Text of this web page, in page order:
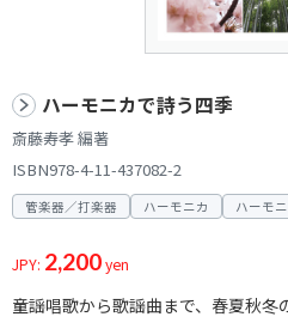
ハーモニカで詩う四季
斎藤寿孝 編著
ISBN978-4-11-437082-2
管楽器／打楽器 ハーモニカ ハーモ
JPY: 2,200yen
童謡唱歌から歌謡曲まで、春夏秋